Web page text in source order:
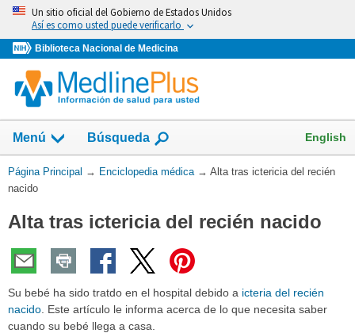
Omita
vaya
al
Contenido
Un sitio oficial del Gobierno de Estados Unidos
Así es como usted puede verificarlo
Biblioteca Nacional de Medicina
Menú Búsqueda English
Usted
está
Página Principal → Enciclopedia médica → Alta tras ictericia del recién
nacido
Alta tras ictericia del recién nacido
Su bebé ha sido tratdo en el hospital debido a icteria del recién
nacido . Este artículo le informa acerca de lo que necesita saber
cuando su bebé llega a casa.